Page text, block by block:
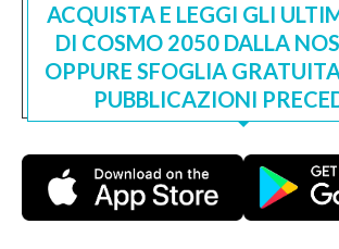
ACQUISTA E LEGGI GLI
DI COSMO 2050 DALLA
OPPURE SFOGLIA
PUBBLICAZIONI